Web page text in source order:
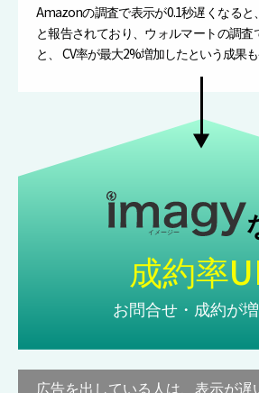
Amazonの調査で表示が0.1秒遅くなると
と報告されており、ウォルマートの調査
と、 CV率が最大2%増加したという成果
成約率
お問合せ・成約が
広告を出している人は、表示が遅